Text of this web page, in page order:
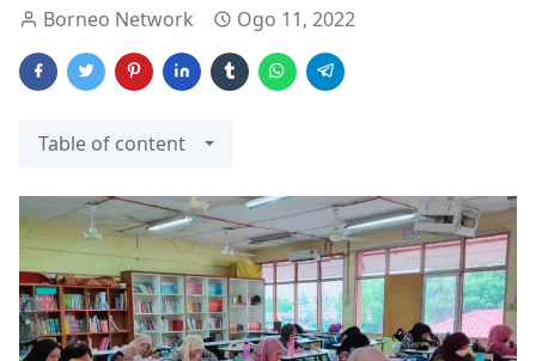
Borneo Network Ogo 11, 2022
Table of content